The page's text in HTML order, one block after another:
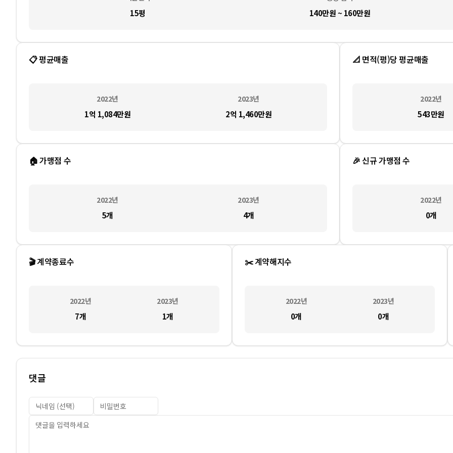
15평 140만원 ~ 160만원
📋 평균매출
2022년 2023년
1억 1,084만원 2억 1,460만원
📐 면적(평)당 평균매출
2022년
543만원
🏠 가맹점 수
2022년 2023년
5개 4개
🎉 신규 가맹점 수
2022년
0개
🎬 계약종료수
2022년 2023년
7개 1개
✂️ 계약해지수
2022년 2023년
0개 0개
댓글